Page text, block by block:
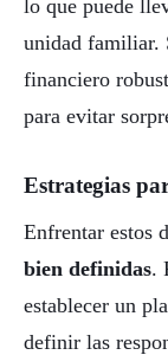
lo que puede
unidad familiar.
financiero
para evitar
Estrategias
Enfrentar estos
bien definidas.
establecer un
definir las